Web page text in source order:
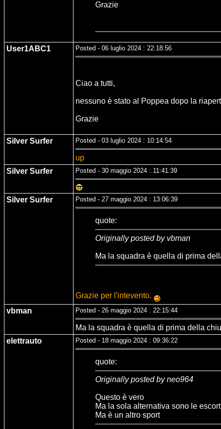
Grazie
User1ABC1 Posted - 06 luglio 2024 : 22:18:56
Ciao a tutti,
nessuno è stato al Poppea dopo la
Grazie
Silver Surfer Posted - 03 luglio 2024 : 10:14:54
up
Silver Surfer
Posted - 30 maggio 2024 : 11:41:39
Silver Surfer Posted - 27 maggio 2024 : 13:06:39
quote:
Originally posted by vbman
Ma la squadra è quella di prima
Grazie per l'intevento.
vbman
Posted - 26 maggio 2024 : 22:15:44
Ma la squadra è quella di prima della
elettrauto
Posted - 18 maggio 2024 : 09:36:22
quote:
Originally posted by neo964
Questo è vero
Ma la sola alternativa sono le escort
Ma è un altro sport